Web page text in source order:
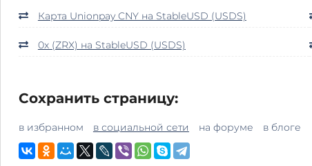
Карта Unionpay CNY на StableUSD (USDS)
0x (ZRX) на StableUSD (USDS)
Сохранить страницу:
в избранном в социальной сети на форуме в блоге